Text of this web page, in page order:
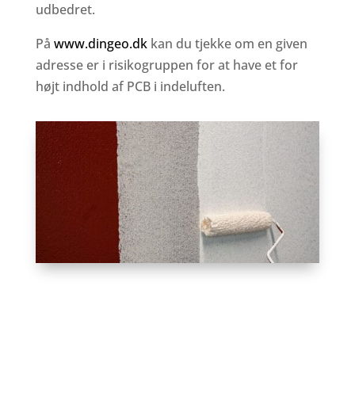
udbedret.
På www.dingeo.dkkan du tjekke om en given
adresse er i risikogruppen for at have et for
højt indhold af PCB i indeluften.